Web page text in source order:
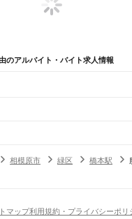
のアルバイト・バイト求人情報
べて
相模原市 緑区 橋本駅
マップ利用規約・プライバシーポリ